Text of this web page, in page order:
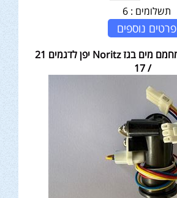
תשלומים : 6
פרטים נוספים
חיישן זרימת מים למחמם מים בגז Noritz יפן לדגמים 21
/ 17